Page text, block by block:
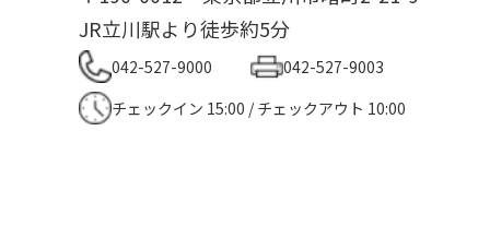
JR立川駅より徒歩約5分
042-527-9000
042-527-9003
チェックイン 15:00 / チェックアウト 10:00